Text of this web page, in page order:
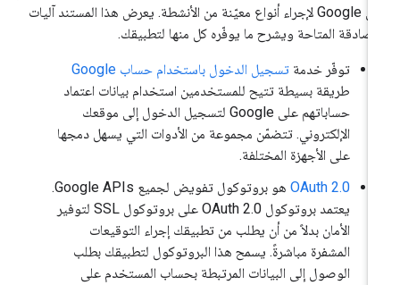
على Google لإجراء أنواع معيّنة من الأنشطة. يعرض هذا المستند آليات
المتاحة ويشرح ما يوفّره كل منها لتطبيقك.
توفّر خدمةتسجيل الدخول باستخدام حساب Google
طريقة بسيطة تتيح للمستخدمين استخدام بيانات اعتماد
حساباتهم على Google لتسجيل الدخول إلى موقعك
الإلكتروني. تتضمّن مجموعة من الأدوات التي يسهل دمجها
على الأجهزة المختلفة.
OAuth 2.0
هو بروتوكول تفويض لجميع Google APIs.
يعتمد بروتوكول OAuth 2.0 على بروتوكول SSL لتوفير
الأمان بدلاً من أن يطلب من تطبيقك إجراء التوقيعات
المشفرة مباشرةً. يسمح هذا البروتوكول لتطبيقك بطلب
الوصول إلى البيانات المرتبطة بحساب المستخدم على